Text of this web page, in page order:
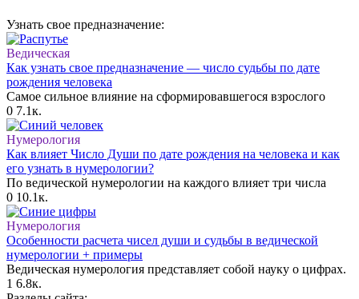
Узнать свое предназначение:
Ведическая
Как узнать свое предназначение — число судьбы по дате
рождения человека
Самое сильное влияние на сформировавшегося взрослого
0 7.1к.
Нумерология
Как влияет Число Души по дате рождения на человека и как
его узнать в нумерологии?
По ведической нумерологии на каждого влияет три числа
0 10.1к.
Нумерология
Особенности расчета чисел души и судьбы в ведической
нумерологии + примеры
Ведическая нумерология представляет собой науку о цифрах.
1 6.8к.